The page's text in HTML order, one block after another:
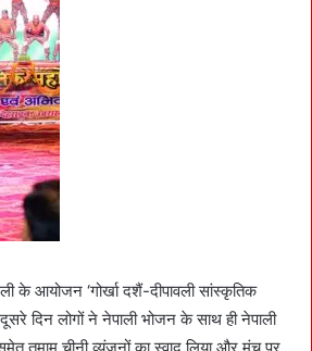
के आयोजन ‘गोर्खा दशैं-दीपावली सांस्कृतिक
दिन लोगों ने नेपाली भोजन के साथ ही नेपाली
तमाम चीनी व्यंजनों का स्वाद लिया और मंच पर